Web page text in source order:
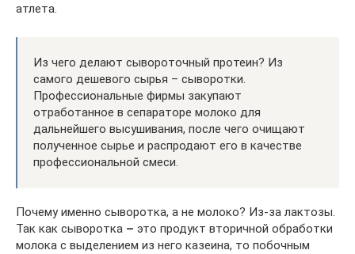
атлета.
Из чего делают сывороточный протеин? Из
самого дешевого сырья – сыворотки.
Профессиональные фирмы закупают
отработанное в сепараторе молоко для
дальнейшего высушивания, после чего очищают
полученное сырье и распродают его в качестве
профессиональной смеси.
Почему именно сыворотка, а не молоко? Из-за лактозы.
Так как сыворотка – это продукт вторичной обработки
молока с выделением из него казеина, то побочным